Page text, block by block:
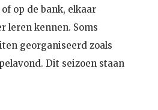
op de bank, elkaar
leren kennen. Soms
georganiseerd zoals
Dit seizoen staan